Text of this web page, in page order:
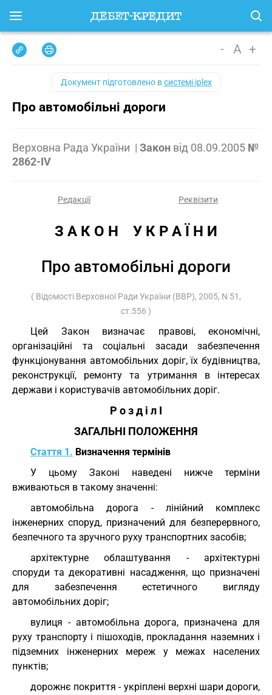
- A +
Документ підготовлено всистемі iplex
Про автомобільні дороги
Верховна Рада України | Закон від 08.09.2005 №
2862-IV
Редакції Реквізити
З А К О Н    У К Р А Ї Н И
Про автомобільні дороги
( Відомості Верховної Ради України (ВВР), 2005, N 51,
ст.556 )
Цей Закон визначає правові, економічні,
організаційні та соціальні засади забезпечення
функціонування автомобільних доріг, їх будівництва,
реконструкції, ремонту та утримання в інтересах
держави і користувачів автомобільних доріг.
Р о з д і л I
ЗАГАЛЬНІ ПОЛОЖЕННЯ
Стаття 1. Визначення термінів
У цьому Законі наведені нижче терміни
вживаються в такому значенні:
автомобільна дорога - лінійний комплекс
інженерних споруд, призначений для безперервного,
безпечного та зручного руху транспортних засобів;
архітектурне облаштування - архітектурні
споруди та декоративні насадження, що призначені
для забезпечення естетичного вигляду
автомобільних доріг;
вулиця - автомобільна дорога, призначена для
руху транспорту і пішоходів, прокладання наземних і
підземних інженерних мереж у межах населених
пунктів;
дорожнє покриття - укріплені верхні шари дороги,